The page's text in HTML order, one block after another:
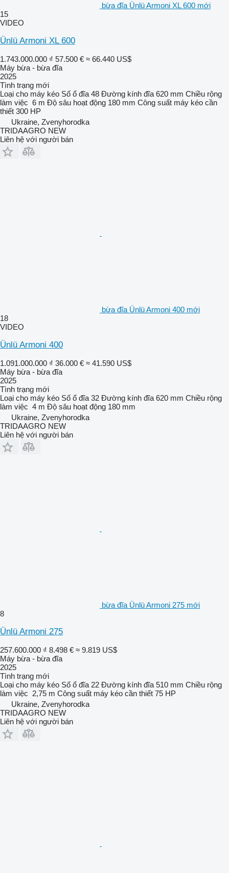
bừa đĩa Ünlü Armoni XL 600 mới
15
VIDEO
Ünlü Armoni XL 600
1.743.000.000 ₫ 57.500 € ≈ 66.440 US$
Máy bừa - bừa đĩa
2025
Tình trạng mới
Loại cho máy kéo Số ổ đĩa 48 Đường kính đĩa 620 mm Chiều rộng
làm việc 6 m Độ sâu hoạt động 180 mm Công suất máy kéo cần
thiết 300 HP
Ukraine, Zvenyhorodka
TRIDAAGRO NEW
Liên hệ với người bán
bừa đĩa Ünlü Armoni 400 mới
18
VIDEO
Ünlü Armoni 400
1.091.000.000 ₫ 36.000 € ≈ 41.590 US$
Máy bừa - bừa đĩa
2025
Tình trạng mới
Loại cho máy kéo Số ổ đĩa 32 Đường kính đĩa 620 mm Chiều rộng
làm việc 4 m Độ sâu hoạt động 180 mm
Ukraine, Zvenyhorodka
TRIDAAGRO NEW
Liên hệ với người bán
bừa đĩa Ünlü Armoni 275 mới
8
Ünlü Armoni 275
257.600.000 ₫ 8.498 € ≈ 9.819 US$
Máy bừa - bừa đĩa
2025
Tình trạng mới
Loại cho máy kéo Số ổ đĩa 22 Đường kính đĩa 510 mm Chiều rộng
làm việc 2,75 m Công suất máy kéo cần thiết 75 HP
Ukraine, Zvenyhorodka
TRIDAAGRO NEW
Liên hệ với người bán